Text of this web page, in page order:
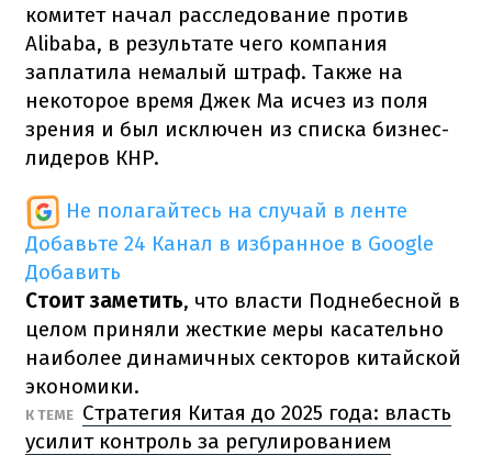
комитет начал расследование против
Alibaba, в результате чего компания
заплатила немалый штраф. Также на
некоторое время Джек Ма исчез из поля
зрения и был исключен из списка бизнес-
лидеров КНР.
Не полагайтесь на случай в ленте
Добавьте 24 Канал в избранное в Google
Добавить
Стоит заметить, что власти Поднебесной в
целом приняли жесткие меры касательно
наиболее динамичных секторов китайской
экономики.
К ТЕМЕ Стратегия Китая до 2025 года: власть
усилит контроль за регулированием